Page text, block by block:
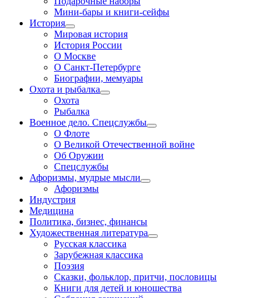
Мини-бары и книги-сейфы
История
Мировая история
История России
О Москве
О Санкт-Петербурге
Биографии, мемуары
Охота и рыбалка
Охота
Рыбалка
Военное дело. Спецслужбы
О Флоте
О Великой Отечественной войне
Об Оружии
Спецслужбы
Афоризмы, мудрые мысли
Афоризмы
Индустрия
Медицина
Политика, бизнес, финансы
Художественная литература
Русская классика
Зарубежная классика
Поэзия
Сказки, фольклор, притчи, пословицы
Книги для детей и юношества